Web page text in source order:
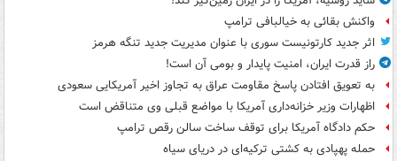
واکنش بقائی به خیالبافی ترامپ
اثر جدید کارتونیست سوری با عنوان مدیریت جدید تنگه هرمز
راز قدرت ایران، امنیت پایدار و بومی آن است!
به تعویق افتادن پاسخ مقاومت عراق به تجاوز اخیر آمریکایی سعودی
اظهارات وزیر خزانه‌داری آمریکا با مواضع قبلی وی متناقض است
حکم دادگاه آمریکا برای توقف ساخت سالن رقص ترامپ
حمله پهپادی به کشتی ترکیه‌ای در دریای سیاه